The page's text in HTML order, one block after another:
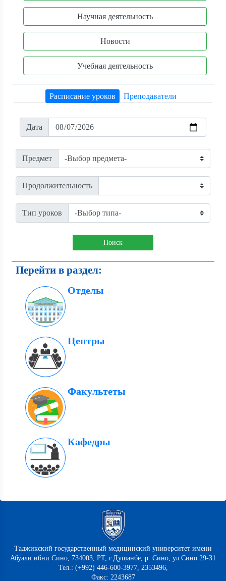
Научная деятельность
Новости
Учебная деятельность
Расписание уроков Преподаватели
Дата
Предмет
Продолжительность
Тип уроков
Поиск
Перейти в раздел:
Отделы
Центры
Факультеты
Кафедры
Таджикский государственный медицинский университет имени
Абуали ибни Сино, 734003, РТ, г.Душанбе, р. Сино, ул.Сино 29-31
Тел.: (+992) 446-600-3977, 2353496,
Факс: 2243687